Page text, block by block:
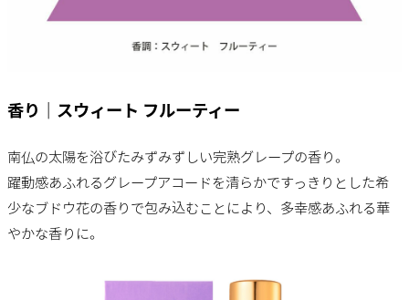
香り｜スウィート フルーティー
南仏の太陽を浴びたみずみずしい完熟グレープの香り。
躍動感あふれるグレープアコード​を清らかですっきりとした希
少な​ブドウ花の香りで包み込むことにより、多幸感あふれる華
やかな香りに。​